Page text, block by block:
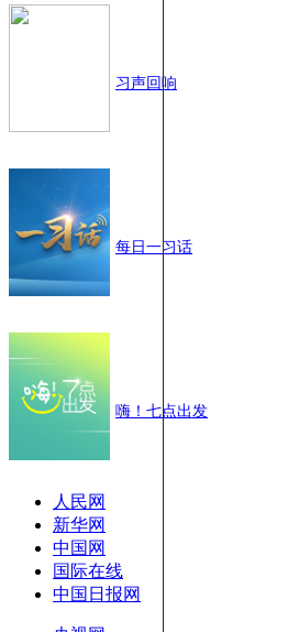
习声回响
每日一习话
嗨！七点出发
人民网
新华网
中国网
国际在线
中国日报网